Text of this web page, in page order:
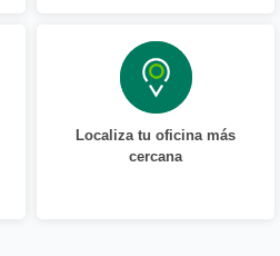
Localiza tu oficina más
cercana